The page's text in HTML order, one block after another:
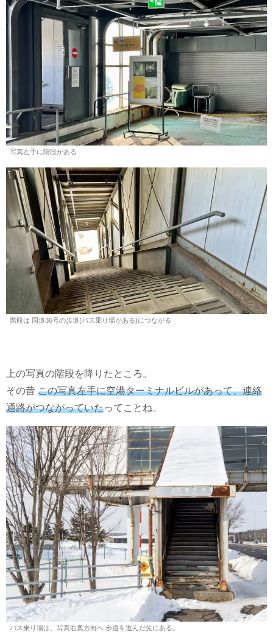
写真左手に階段がある
階段は 国道36号の歩道(バス乗り場がある)につながる
上の写真の階段を降りたところ。
その昔 この写真左手に空港ターミナルビルがあって、連絡
通路がつながっていたってことね。
バス乗り場は、写真右奥方向へ 歩道を進んだ先にある。